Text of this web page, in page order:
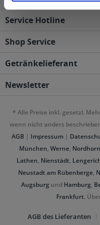
Service Hotline
Shop Service
Getränkelieferant
Newsletter
* Alle Preise inkl. gesetzl.
wenn nicht anders
AGB | Impressum|
München, Werne, Nordhorn
Lathen, Nienstädt,
Neustadt am Rübenberge,
Augsburg und Hamburg,
Frankfurt.
AGB des Lieferanten